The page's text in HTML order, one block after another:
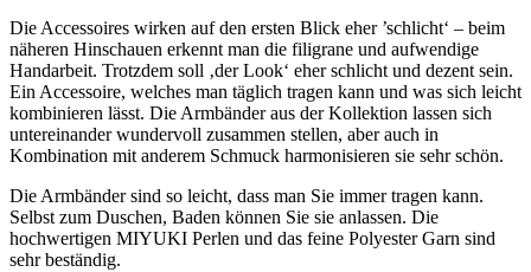
Die Accessoires wirken auf den ersten Blick eher ’schlicht‘ – beim
näheren Hinschauen erkennt man die filigrane und aufwendige
Handarbeit. Trotzdem soll ‚der Look‘ eher schlicht und dezent sein.
Ein Accessoire, welches man täglich tragen kann und was sich leicht
kombinieren lässt. Die Armbänder aus der Kollektion lassen sich
untereinander wundervoll zusammen stellen, aber auch in
Kombination mit anderem Schmuck harmonisieren sie sehr schön.
Die Armbänder sind so leicht, dass man Sie immer tragen kann.
Selbst zum Duschen, Baden können Sie sie anlassen. Die
hochwertigen MIYUKI Perlen und das feine Polyester Garn sind
sehr beständig.